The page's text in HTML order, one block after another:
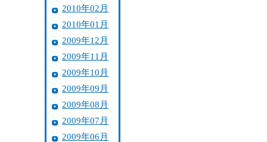
2010年02月
2010年01月
2009年12月
2009年11月
2009年10月
2009年09月
2009年08月
2009年07月
2009年06月